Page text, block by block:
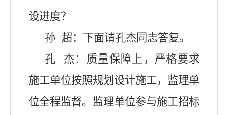
设进度？
孙 超：下面请孔杰同志答复。
孔
杰： 质量保障上 ，严格要求
施工单位按照规划设计施工，监理单
位全程监督。监理单位参与施工招标